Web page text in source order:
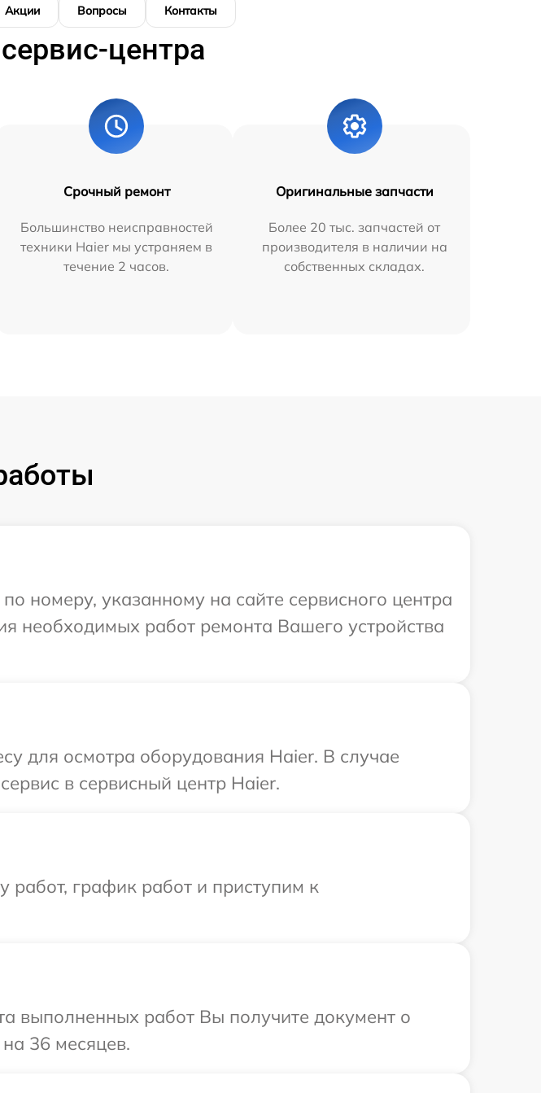
Акции Вопросы Контакты
центра
Срочный ремонт
Большинство неисправностей
техники Haier мы устраняем в
течение 2 часов.
Оригинальные запчасти
Более 20 тыс. запчастей от
производителя в наличии на
собственных складах.
номеру, указанному на сайте сервисного центра
необходимых работ ремонта Вашего устройства
для осмотра оборудования Haier. В случае
в сервисный центр Haier.
работ, график работ и приступим к
выполненных работ Вы получите документ о
36 месяцев.